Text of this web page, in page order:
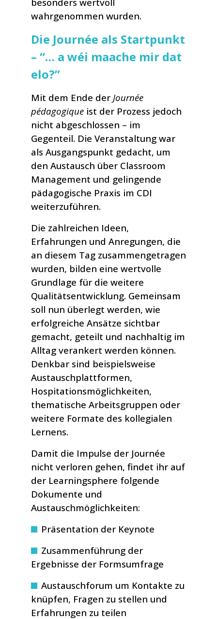
wahrgenommen wurden.
Die Journée als Startpunkt
– “… a wéi maache mir dat
elo?”
Mit dem Ende der Journée
pédagogique ist der Prozess jedoch
nicht abgeschlossen – im
Gegenteil. Die Veranstaltung war
als Ausgangspunkt gedacht, um
den Austausch über Classroom
Management und gelingende
pädagogische Praxis im CDI
weiterzuführen.
Die zahlreichen Ideen,
Erfahrungen und Anregungen, die
an diesem Tag zusammengetragen
wurden, bilden eine wertvolle
Grundlage für die weitere
Qualitätsentwicklung. Gemeinsam
soll nun überlegt werden, wie
erfolgreiche Ansätze sichtbar
gemacht, geteilt und nachhaltig im
Alltag verankert werden können.
Denkbar sind beispielsweise
Austauschplattformen,
Hospitationsmöglichkeiten,
thematische Arbeitsgruppen oder
weitere Formate des kollegialen
Lernens.
Damit die Impulse der Journée
nicht verloren gehen, findet ihr auf
der Learningsphere folgende
Dokumente und
Austauschmöglichkeiten:
Präsentation der Keynote
Zusammenführung der
Ergebnisse der Formsumfrage
Austauschforum um Kontakte zu
knüpfen, Fragen zu stellen und
Erfahrungen zu teilen